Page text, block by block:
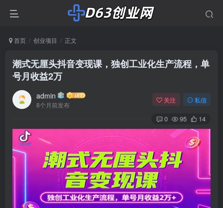
首页 创业项目 正文
潮式无厘头抖音变现课，独创工业化生产流程，单
号月收益2万
admin
8个月前发布
关注 私信
0 95 14